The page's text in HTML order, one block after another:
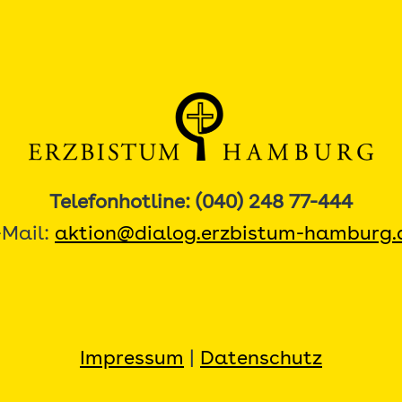
Telefonhotline: (040) 248 77-444
aktion@dialog.erzbistum-
Impressum Datenschutz